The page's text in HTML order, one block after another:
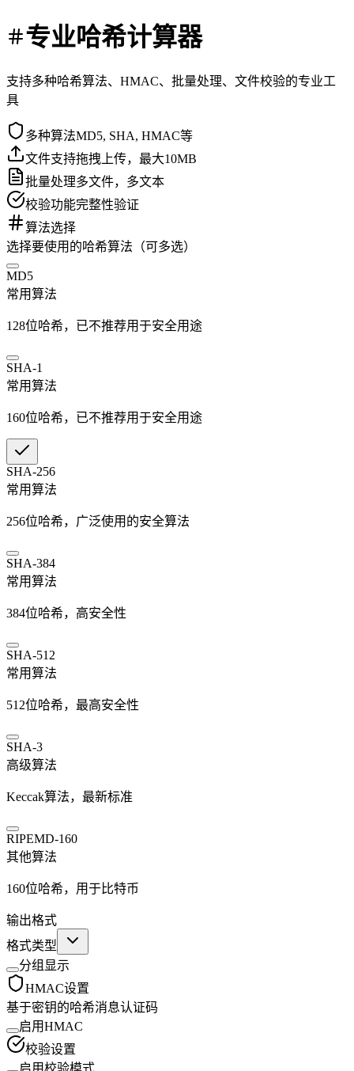
专业哈希计算器
支持多种哈希算法、HMAC、批量处理、文件校验的专业工
具
多种算法MD5, SHA, HMAC等
文件支持拖拽上传，最大10MB
批量处理多文件，多文本
校验功能完整性验证
算法选择
选择要使用的哈希算法（可多选）
MD5
常用算法
128位哈希，已不推荐用于安全用途
SHA-1
常用算法
160位哈希，已不推荐用于安全用途
SHA-256
常用算法
256位哈希，广泛使用的安全算法
SHA-384
常用算法
384位哈希，高安全性
SHA-512
常用算法
512位哈希，最高安全性
SHA-3
高级算法
Keccak算法，最新标准
RIPEMD-160
其他算法
160位哈希，用于比特币
输出格式
格式类型
分组显示
HMAC设置
基于密钥的哈希消息认证码
启用HMAC
校验设置
启用校验模式